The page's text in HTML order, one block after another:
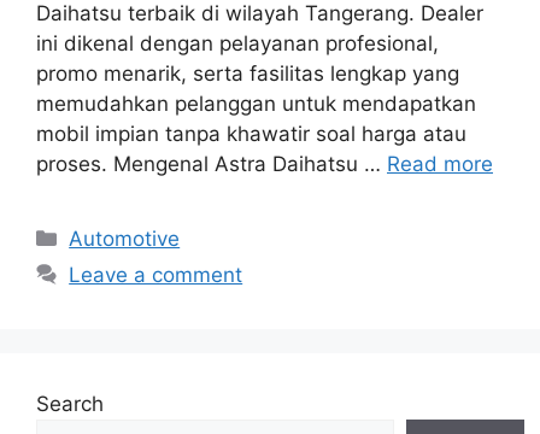
Daihatsu terbaik di wilayah Tangerang. Dealer
ini dikenal dengan pelayanan profesional,
promo menarik, serta fasilitas lengkap yang
memudahkan pelanggan untuk mendapatkan
mobil impian tanpa khawatir soal harga atau
proses. Mengenal Astra Daihatsu … Read more
Categories
Automotive
Leave a comment
Search